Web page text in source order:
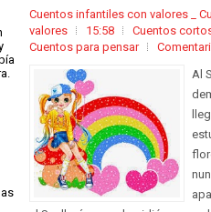
Cuentos infantiles con valores _
valores
15:58 Cuentos
Cuentos para pensar
Al